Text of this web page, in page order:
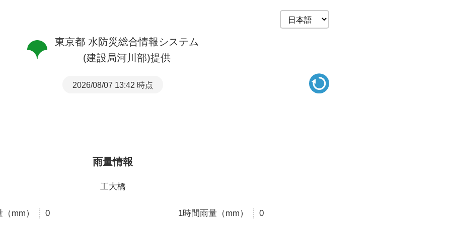
東京都 水防災総合情報システム
(建設局河川部)提供
2026/08/07 13:42 時点
雨量情報
工大橋
mm） 0 1時間雨量（mm） 0